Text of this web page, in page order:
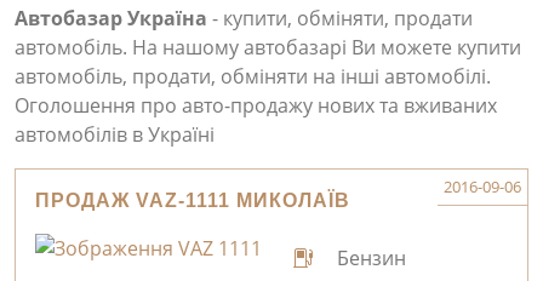
Автобазар Україна - купити, обміняти, продати
автомобіль. На нашому автобазарі Ви можете купити
автомобіль, продати, обміняти на інші автомобілі.
Оголошення про авто-продажу нових та вживаних
автомобілів в Україні
ПРОДАЖ VAZ-1111 МИКОЛАЇВ
2016-09-06
Бензин